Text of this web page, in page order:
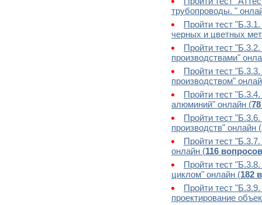
трубопроводы. "
Пройти тест
черных и цветных
Пройти тест
производствами"
Пройти тест
производством"
Пройти тест
алюминий" онлайн (
Пройти тест
производств" онлайн (
Пройти тест
онлайн (116 вопросов
Пройти тест
циклом" онлайн (182
Пройти тест
проектирование